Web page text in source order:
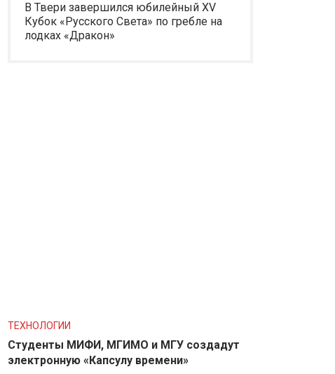
В Твери завершился юбилейный XV
Кубок «Русского Света» по гребле на
лодках «Дракон»
ТЕХНОЛОГИИ
Студенты МИФИ, МГИМО и МГУ создадут
электронную «Капсулу времени»